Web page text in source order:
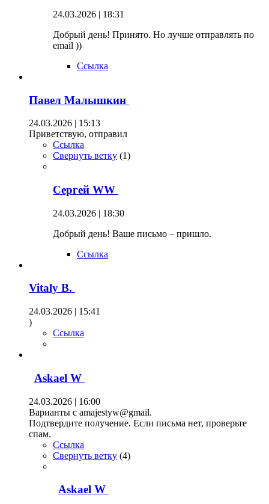
24.03.2026 | 18:31
Добрый день! Принято. Но лучше отправлять по
email ))
Ссылка
Павел Малышкин
24.03.2026 | 15:13
Приветствую, отправил
Ссылка
Свернуть ветку (1)
Сергей WW
24.03.2026 | 18:30
Добрый день! Ваше письмо – пришло.
Ссылка
Vitaly B.
24.03.2026 | 15:41
)
Ссылка
Askael W
24.03.2026 | 16:00
Варианты с amajestyw@gmail.
Подтвердите получение. Если письма нет, проверьте
спам.
Ссылка
Свернуть ветку (4)
Askael W